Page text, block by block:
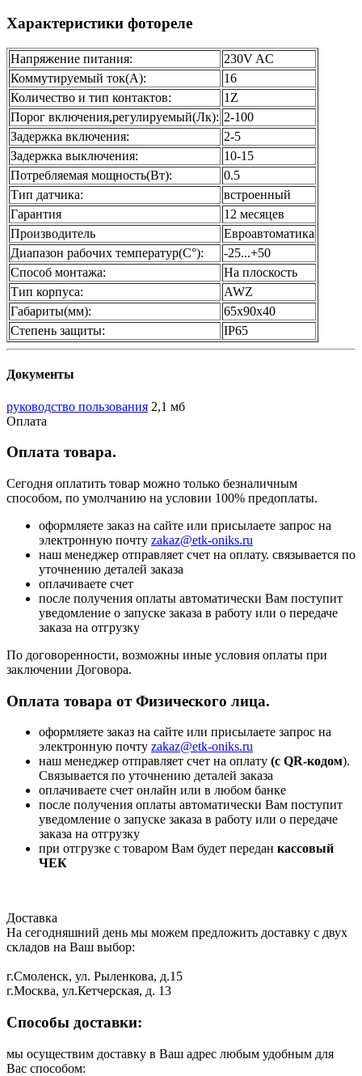
Характеристики фотореле
Напряжение питания:
230V AC
Коммутируемый ток(A):
16
Количество и тип контактов:
1Z
Порог включения,регулируемый(Лк): 2-100
Задержка включения:
2-5
Задержка выключения:
10-15
Потребляемая мощность(Вт):
0.5
Тип датчика:
встроенный
Гарантия
12 месяцев
Производитель
Евроавтоматика
Диапазон рабочих температур(С°):
-25...+50
Способ монтажа:
На плоскость
Тип корпуса:
AWZ
Габариты(мм):
65х90х40
Степень защиты:
IP65
Документы
руководство пользования 2,1 мб
Оплата
Оплата товара.
Сегодня оплатить товар можно только безналичным
способом, по умолчанию на условии 100% предоплаты.
оформляете заказ на сайте или присылаете запрос на
электронную почту zakaz@etk-oniks.ru
наш менеджер отправляет счет на оплату. связывается по
уточнению деталей заказа
оплачиваете счет
после получения оплаты автоматически Вам поступит
уведомление о запуске заказа в работу или о передаче
заказа на отгрузку
По договоренности, возможны иные условия оплаты при
заключении Договора.
Оплата товара от Физического лица.
оформляете заказ на сайте или присылаете запрос на
электронную почту zakaz@etk-oniks.ru
наш менеджер отправляет счет на оплату (с QR-кодом).
Связывается по уточнению деталей заказа
оплачиваете счет онлайн или в любом банке
после получения оплаты автоматически Вам поступит
уведомление о запуске заказа в работу или о передаче
заказа на отгрузку
при отгрузке с товаром Вам будет передан кассовый
ЧЕК
Доставка
На сегодняшний день мы можем предложить доставку с двух
складов на Ваш выбор:
г.Смоленск, ул. Рыленкова, д.15
г.Москва, ул.Кетчерская, д. 13
Способы доставки:
мы осуществим доставку в Ваш адрес любым удобным для
Вас способом: